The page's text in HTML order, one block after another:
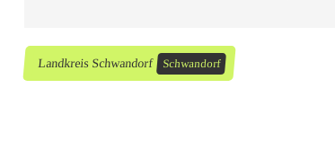
B
Landkreis Schwandorf Schwandorf